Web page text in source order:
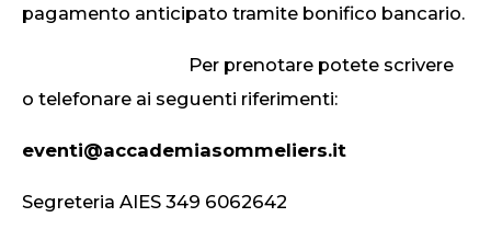
pagamento anticipato tramite bonifico bancario.
Per prenotare potete scrivere
o telefonare ai seguenti riferimenti:
eventi@accademiasommeliers.it
Segreteria AIES 349 6062642